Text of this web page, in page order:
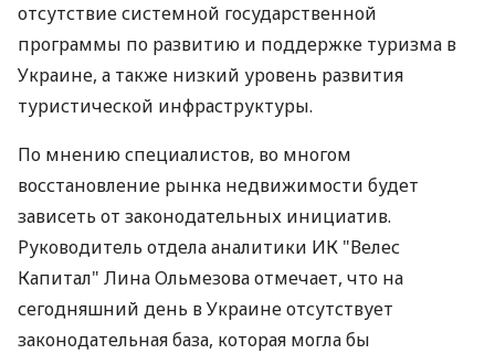
отсутствие системной государственной
программы по развитию и поддержке туризма в
Украине, а также низкий уровень развития
туристической инфраструктуры.
По мнению специалистов, во многом
восстановление рынка недвижимости будет
зависеть от законодательных инициатив.
Руководитель отдела аналитики ИК "Велес
Капитал" Лина Ольмезова отмечает, что на
сегодняшний день в Украине отсутствует
законодательная база, которая могла бы